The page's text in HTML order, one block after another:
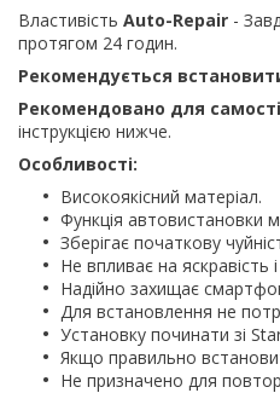
Властивість Auto-Repair -
протягом 24 годин.
Рекомендується
Рекомендовано для
інструкцією нижче.
Особливості:
Високоякісний матеріал.
Функція автовистановки
Зберігає початкову
Не впливає на яскравість
Надійно захищає
Для встановлення не
Установку починати зі
Якщо правильно
Не призначено для